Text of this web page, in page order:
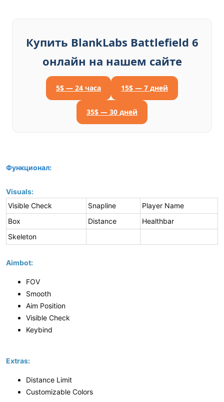
Купить BlankLabs Battlefield 6
онлайн на нашем сайте
5$ — 24 часа 15$ — 7 дней
35$ — 30 дней
Функционал:
Visuals:
Visible Check
Snapline
Player Name
Box
Distance
Healthbar
Skeleton
Aimbot:
FOV
Smooth
Aim Position
Visible Check
Keybind
Extras:
Distance Limit
Customizable Colors